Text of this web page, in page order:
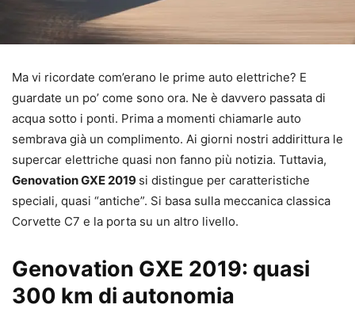
Ma vi ricordate com’erano le prime auto elettriche? E
guardate un po’ come sono ora. Ne è davvero passata di
acqua sotto i ponti. Prima a momenti chiamarle auto
sembrava già un complimento. Ai giorni nostri addirittura le
supercar elettriche quasi non fanno più notizia. Tuttavia,
Genovation GXE 2019 si distingue per caratteristiche
speciali, quasi “antiche”. Si basa sulla meccanica classica
Corvette C7 e la porta su un altro livello.
Genovation GXE 2019: quasi
300 km di autonomia